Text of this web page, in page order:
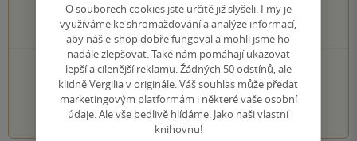
0×
2 hvězdičky
1×
1 hvezdička
PŘIDEJTE SVÉ HODNOCENÍ KNIHY
1 2 3 4 5
O souborech cookies jste určitě již slyšeli. I my je
využíváme ke shromažďování a analýze informací,
aby náš e-shop dobře fungoval a mohli jsme ho
nadále zlepšovat. Také nám pomáhají ukazovat
lepší a cílenější reklamu. Žádných 50 odstínů, ale
klidně Vergilia v originále. Váš souhlas může předat
marketingovým platformám i některé vaše osobní
údaje. Ale vše bedlivě hlídáme. Jako naši vlastní
knihovnu!